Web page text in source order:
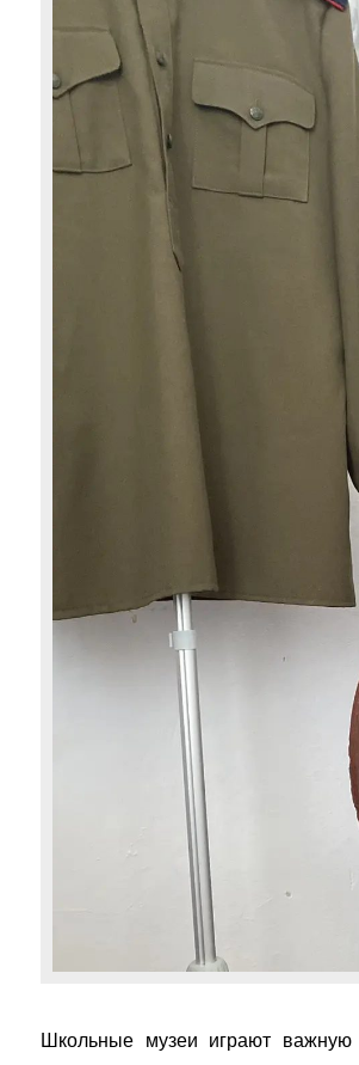
Школьные музеи играют важную